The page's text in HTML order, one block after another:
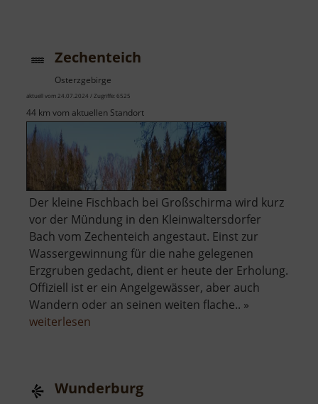
Zechenteich
Osterzgebirge
aktuell vom 24.07.2024 / Zugriffe: 6525
44 km vom aktuellen Standort
Der kleine Fischbach bei Großschirma wird kurz
vor der Mündung in den Kleinwaltersdorfer
Bach vom Zechenteich angestaut. Einst zur
Wassergewinnung für die nahe gelegenen
Erzgruben gedacht, dient er heute der Erholung.
Offiziell ist er ein Angelgewässer, aber auch
Wandern oder an seinen weiten flache.. »
weiterlesen
Wunderburg